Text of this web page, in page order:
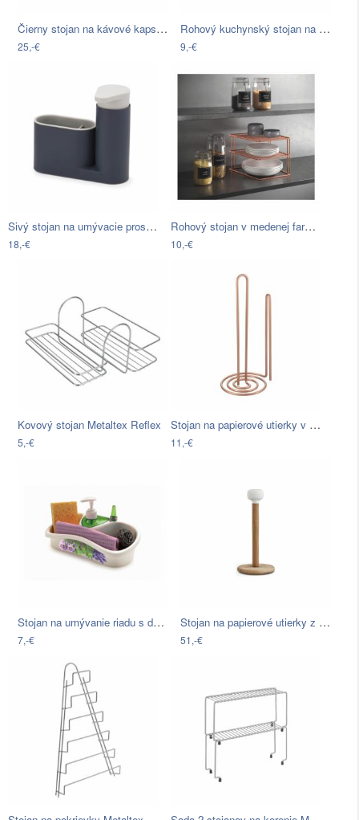
Čierny stojan na kávové kapsule PT…
25,-€
Rohový kuchynský stojan na riad Metaltex
9,-€
Sivý stojan na umývacie prostriedky…
18,-€
Rohový stojan v medenej farbe Metaltex
10,-€
Kovový stojan Metaltex Reflex
5,-€
Stojan na papierové utierky v medenej…
11,-€
Stojan na umývanie riadu s dávkovačom…
7,-€
Stojan na papierové utierky z dubového…
51,-€